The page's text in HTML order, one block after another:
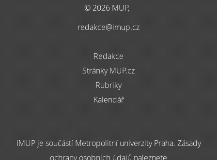
© 2026 MUP,
redakce@imup.cz
Redakce
Stránky MUP.cz
Rubriky
Kalendář
IMUP je součástí Metropolitní univerzity Praha. Zásady
ochrany osobních údajů naleznete